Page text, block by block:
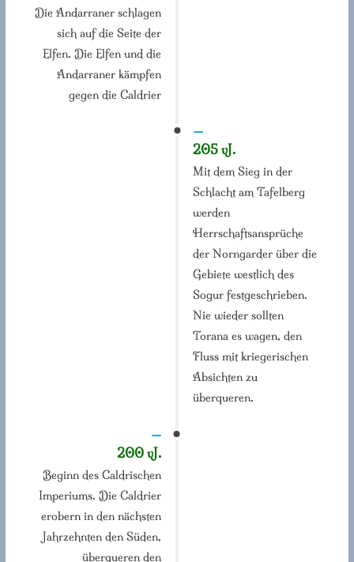
Die Andarraner schlagen
sich auf die Seite der
Elfen. Die Elfen und die
Andarraner kämpfen
gegen die Caldrier
—
205 vJ.
Mit dem Sieg in der
Schlacht am Tafelberg
werden
Herrschaftsansprüche
der Norngarder über die
Gebiete westlich des
Sogur festgeschrieben.
Nie wieder sollten
Torana es wagen, den
Fluss mit kriegerischen
Absichten zu
überqueren.
—
200 vJ.
Beginn des Caldrischen
Imperiums. Die Caldrier
erobern in den nächsten
Jahrzehnten den Süden,
überqueren den